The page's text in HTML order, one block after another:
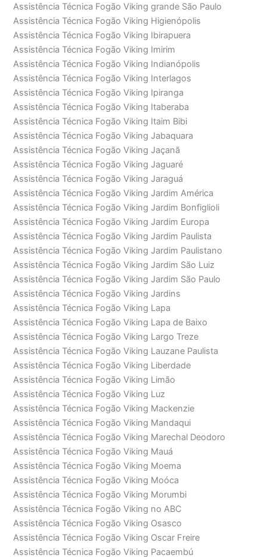
Assistência Técnica Fogão Viking grande São Paulo
Assistência Técnica Fogão Viking Higienópolis
Assistência Técnica Fogão Viking Ibirapuera
Assistência Técnica Fogão Viking Imirim
Assistência Técnica Fogão Viking Indianópolis
Assistência Técnica Fogão Viking Interlagos
Assistência Técnica Fogão Viking Ipiranga
Assistência Técnica Fogão Viking Itaberaba
Assistência Técnica Fogão Viking Itaim Bibi
Assistência Técnica Fogão Viking Jabaquara
Assistência Técnica Fogão Viking Jaçanã
Assistência Técnica Fogão Viking Jaguaré
Assistência Técnica Fogão Viking Jaraguá
Assistência Técnica Fogão Viking Jardim América
Assistência Técnica Fogão Viking Jardim Bonfiglioli
Assistência Técnica Fogão Viking Jardim Europa
Assistência Técnica Fogão Viking Jardim Paulista
Assistência Técnica Fogão Viking Jardim Paulistano
Assistência Técnica Fogão Viking Jardim São Luiz
Assistência Técnica Fogão Viking Jardim São Paulo
Assistência Técnica Fogão Viking Jardins
Assistência Técnica Fogão Viking Lapa
Assistência Técnica Fogão Viking Lapa de Baixo
Assistência Técnica Fogão Viking Largo Treze
Assistência Técnica Fogão Viking Lauzane Paulista
Assistência Técnica Fogão Viking Liberdade
Assistência Técnica Fogão Viking Limão
Assistência Técnica Fogão Viking Luz
Assistência Técnica Fogão Viking Mackenzie
Assistência Técnica Fogão Viking Mandaqui
Assistência Técnica Fogão Viking Marechal Deodoro
Assistência Técnica Fogão Viking Mauá
Assistência Técnica Fogão Viking Moema
Assistência Técnica Fogão Viking Moóca
Assistência Técnica Fogão Viking Morumbi
Assistência Técnica Fogão Viking no ABC
Assistência Técnica Fogão Viking Osasco
Assistência Técnica Fogão Viking Oscar Freire
Assistência Técnica Fogão Viking Pacaembú